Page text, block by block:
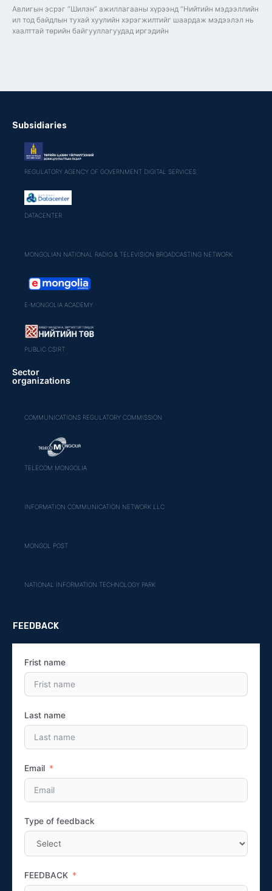
Авлигын эсрэг “Шилэн” ажиллагааны хүрээнд “Нийтийн мэдээллийн
ил тод байдлын тухай хуулийн хэрэгжилтийг шаардаж мэдээлэл нь
хаалттай төрийн байгууллагуудад иргэдийн
Subsidiaries
REGULATORY AGENCY OF GOVERNMENT DIGITAL SERVICES
DATACENTER
MONGOLIAN NATIONAL RADIO & TELEVISION BROADCASTING NETWORK
E-MONGOLIA ACADEMY
PUBLIC CSIRT
Sector
organizations
COMMUNICATIONS REGULATORY COMMISSION
TELECOM MONGOLIA
INFORMATION COMMUNICATION NETWORK LLC
MONGOL POST
NATIONAL INFORMATION TECHNOLOGY PARK
FEEDBACK
Frist name
Last name
Email
Type of feedback
FEEDBACK